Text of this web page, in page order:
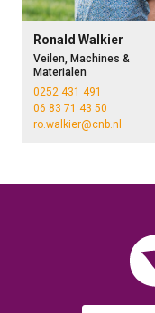
Ronald Walkier
Veilen, Machines &
Materialen
0252 431 491
06 83 71 43 50
ro.walkier@cnb.nl